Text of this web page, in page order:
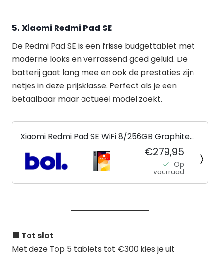
5. Xiaomi Redmi Pad SE
De Redmi Pad SE is een frisse budgettablet met
moderne looks en verrassend goed geluid. De
batterij gaat lang mee en ook de prestaties zijn
netjes in deze prijsklasse. Perfect als je een
betaalbaar maar actueel model zoekt.
Xiaomi Redmi Pad SE WiFi 8/256GB Graphite
Gray
€279,95
Op
voorraad
🟩 Tot slot
Met deze Top 5 tablets tot €300 kies je uit